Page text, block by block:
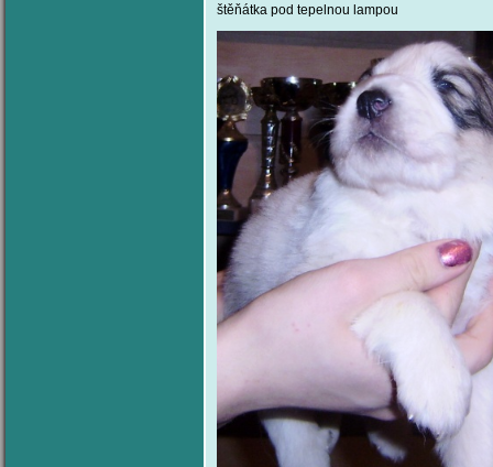
štěňátka pod tepelnou